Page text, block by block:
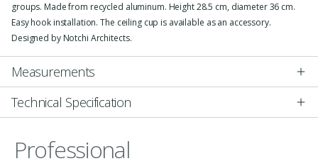
groups. Made from recycled aluminum. Height 28.5 cm, diameter 36 cm.
Easy hook installation. The ceiling cup is available as an accessory.
Designed by Notchi Architects.
Measurements
Technical Specification
Professional